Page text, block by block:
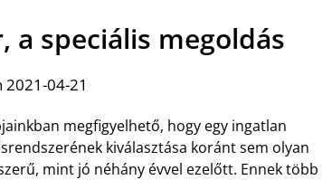
speciális megoldás
2021-04-21
megfigyelhető, hogy egy ingatlan
kiválasztása koránt sem olyan
mint jó néhány évvel ezelőtt. Ennek több